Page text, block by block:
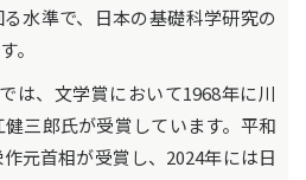
水準で、日本の基礎科学研究の
。
は、文学賞において1968年に川
三郎氏が受賞しています。平和
元首相が受賞し、2024年には日